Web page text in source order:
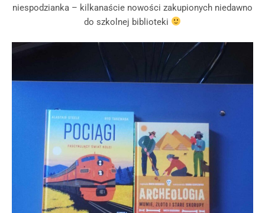
niespodzianka – kilkanaście nowości zakupionych niedawno
do szkolnej biblioteki